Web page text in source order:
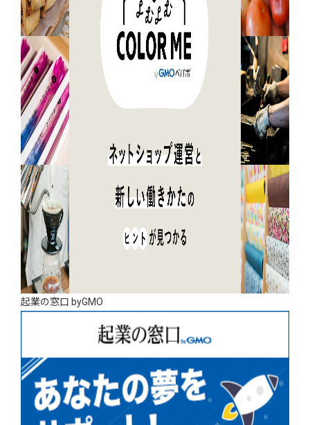
起業の窓口 byGMO